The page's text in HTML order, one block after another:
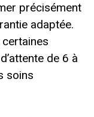
précisément
adaptée.
de 6 à
soins